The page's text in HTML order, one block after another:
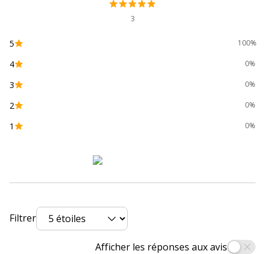
Référence produit fabricant 480086
Dimensions et poids
Largeur
Profondeur
3
5 100%
4 0%
3 0%
2 0%
1 0%
Filtrer
Afficher les réponses aux avis